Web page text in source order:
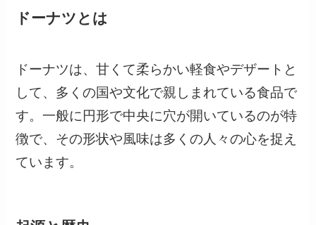
ドーナツとは
ドーナツは、甘くて柔らかい軽食やデザートと
して、多くの国や文化で親しまれている食品で
す。一般に円形で中央に穴が開いているのが特
徴で、その形状や風味は多くの人々の心を捉え
ています。